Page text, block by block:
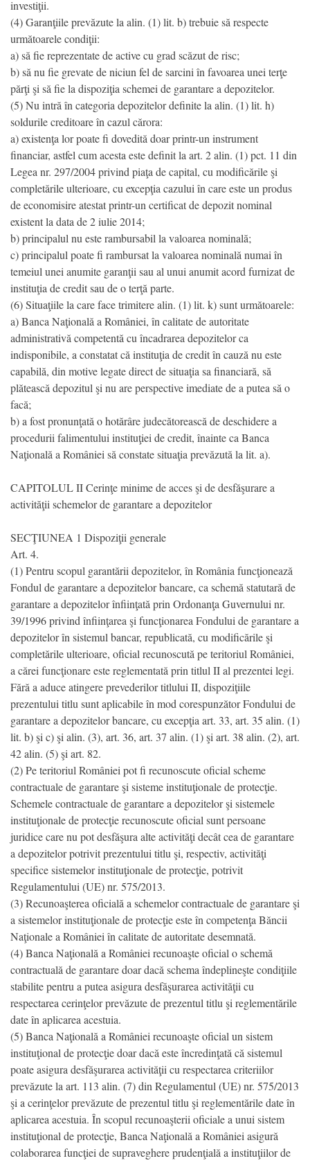
investiţii.
(4) Garanţiile prevăzute la alin. (1) lit. b) trebuie să respecte
următoarele condiţii:
a) să fie reprezentate de active cu grad scăzut de risc;
b) să nu fie grevate de niciun fel de sarcini în favoarea unei terţe
părţi şi să fie la dispoziţia schemei de garantare a depozitelor.
(5) Nu intră în categoria depozitelor definite la alin. (1) lit. h)
soldurile creditoare în cazul cărora:
a) existenţa lor poate fi dovedită doar printr-un instrument
financiar, astfel cum acesta este definit la art. 2 alin. (1) pct. 11 din
Legea nr. 297/2004 privind piaţa de capital, cu modificările şi
completările ulterioare, cu excepţia cazului în care este un produs
de economisire atestat printr-un certificat de depozit nominal
existent la data de 2 iulie 2014;
b) principalul nu este rambursabil la valoarea nominală;
c) principalul poate fi rambursat la valoarea nominală numai în
temeiul unei anumite garanţii sau al unui anumit acord furnizat de
instituţia de credit sau de o terţă parte.
(6) Situaţiile la care face trimitere alin. (1) lit. k) sunt următoarele:
a) Banca Naţională a României, în calitate de autoritate
administrativă competentă cu încadrarea depozitelor ca
indisponibile, a constatat că instituţia de credit în cauză nu este
capabilă, din motive legate direct de situaţia sa financiară, să
plătească depozitul şi nu are perspective imediate de a putea să o
facă;
b) a fost pronunţată o hotărâre judecătorească de deschidere a
procedurii falimentului instituţiei de credit, înainte ca Banca
Naţională a României să constate situaţia prevăzută la lit. a).
CAPITOLUL II Cerinţe minime de acces şi de desfăşurare a
activităţii schemelor de garantare a depozitelor
SECŢIUNEA 1 Dispoziţii generale
Art. 4.
(1) Pentru scopul garantării depozitelor, în România funcţionează
Fondul de garantare a depozitelor bancare, ca schemă statutară de
garantare a depozitelor înfiinţată prin Ordonanţa Guvernului nr.
39/1996 privind înfiinţarea şi funcţionarea Fondului de garantare a
depozitelor în sistemul bancar, republicată, cu modificările şi
completările ulterioare, oficial recunoscută pe teritoriul României,
a cărei funcţionare este reglementată prin titlul II al prezentei legi.
Fără a aduce atingere prevederilor titlului II, dispoziţiile
prezentului titlu sunt aplicabile în mod corespunzător Fondului de
garantare a depozitelor bancare, cu excepţia art. 33, art. 35 alin. (1)
lit. b) şi c) şi alin. (3), art. 36, art. 37 alin. (1) şi art. 38 alin. (2), art.
42 alin. (5) şi art. 82.
(2) Pe teritoriul României pot fi recunoscute oficial scheme
contractuale de garantare şi sisteme instituţionale de protecţie.
Schemele contractuale de garantare a depozitelor şi sistemele
instituţionale de protecţie recunoscute oficial sunt persoane
juridice care nu pot desfăşura alte activităţi decât cea de garantare
a depozitelor potrivit prezentului titlu şi, respectiv, activităţi
specifice sistemelor instituţionale de protecţie, potrivit
Regulamentului (UE) nr. 575/2013.
(3) Recunoaşterea oficială a schemelor contractuale de garantare şi
a sistemelor instituţionale de protecţie este în competenţa Băncii
Naţionale a României în calitate de autoritate desemnată.
(4) Banca Naţională a României recunoaşte oficial o schemă
contractuală de garantare doar dacă schema îndeplineşte condiţiile
stabilite pentru a putea asigura desfăşurarea activităţii cu
respectarea cerinţelor prevăzute de prezentul titlu şi reglementările
date în aplicarea acestuia.
(5) Banca Naţională a României recunoaşte oficial un sistem
instituţional de protecţie doar dacă este încredinţată că sistemul
poate asigura desfăşurarea activităţii cu respectarea criteriilor
prevăzute la art. 113 alin. (7) din Regulamentul (UE) nr. 575/2013
şi a cerinţelor prevăzute de prezentul titlu şi reglementările date în
aplicarea acestuia. În scopul recunoaşterii oficiale a unui sistem
instituţional de protecţie, Banca Naţională a României asigură
colaborarea funcţiei de supraveghere prudenţială a instituţiilor de